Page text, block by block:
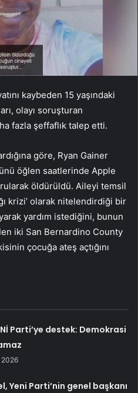
kaybeden 15 yaşındaki
olayı soruşturan
fazla şeffaflık talep etti.
göre, Ryan Gainer
öğlen saatlerinde Apple
öldürüldü. Aileyi temsil
krizi’ olarak nitelendirdiği bir
yardım istediğini, bunun
iki San Bernardino County
çocuğa ateş açtığını
Parti’ye destek: Demokrasi
2026
Yeni Parti’nin genel başkanı